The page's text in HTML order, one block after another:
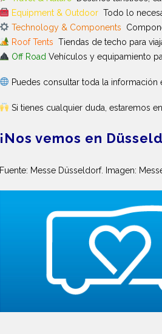
Equipment & OutdoorTodo lo
Technology & Components
Roof Tents Tiendas de techo para
Off Road Vehículos y equipamiento
Puedes consultar toda la información
Si tienes cualquier duda, estaremos
¡Nos vemos en
Fuente: Messe Düsseldorf. Imagen: